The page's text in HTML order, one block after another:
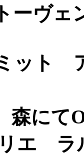
ーヴ
ミット
にて
エ ラ